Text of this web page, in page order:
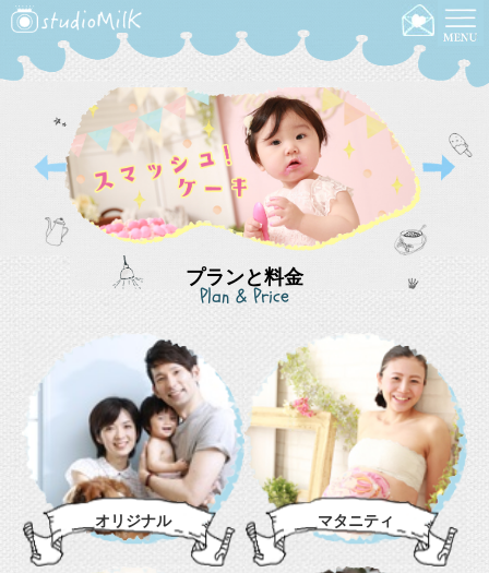
プランと料金
Plan & Price
オリジナル マタニティ